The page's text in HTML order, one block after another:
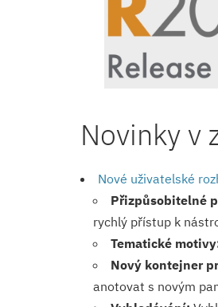
Novinky v
Nové uživatelské
Přizpůsobitelné
rychlý přístup k
Tematické
Nový kontejner
anotovat s novým